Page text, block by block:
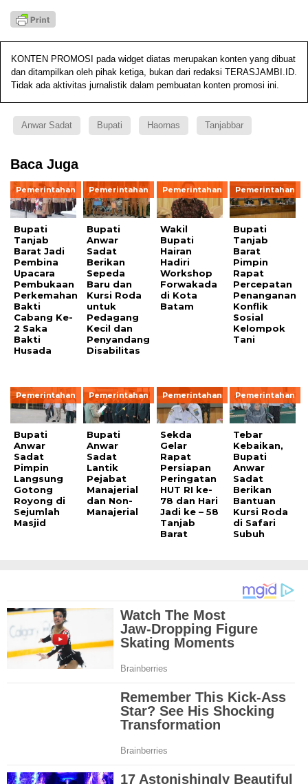
KONTEN PROMOSI pada widget diatas merupakan konten yang dibuat
dan ditampilkan oleh pihak ketiga, bukan dari redaksi TERASJAMBI.ID.
Tidak ada aktivitas jurnalistik dalam pembuatan konten promosi ini.
Anwar Sadat Bupati Haornas Tanjabbar
Baca Juga
Pemerintahan
Bupati
Tanjab
Barat Jadi
Pembina
Upacara
Pembukaan
Perkemahan
Bakti
Cabang Ke-
2 Saka
Bakti
Husada
Pemerintahan
Bupati
Anwar
Sadat
Berikan
Sepeda
Baru dan
Kursi Roda
untuk
Pedagang
Kecil dan
Penyandang
Disabilitas
Pemerintahan
Wakil
Bupati
Hairan
Hadiri
Workshop
Forwakada
di Kota
Batam
Pemerintahan
Bupati
Tanjab
Barat
Pimpin
Rapat
Percepatan
Penanganan
Konflik
Sosial
Kelompok
Tani
Pemerintahan
Bupati
Anwar
Sadat
Pimpin
Langsung
Gotong
Royong di
Sejumlah
Masjid
Pemerintahan
Bupati
Anwar
Sadat
Lantik
Pejabat
Manajerial
dan Non-
Manajerial
Pemerintahan
Sekda
Gelar
Rapat
Persiapan
Peringatan
HUT RI ke-
78 dan Hari
Jadi ke – 58
Tanjab
Barat
Pemerintahan
Tebar
Kebaikan,
Bupati
Anwar
Sadat
Berikan
Bantuan
Kursi Roda
di Safari
Subuh